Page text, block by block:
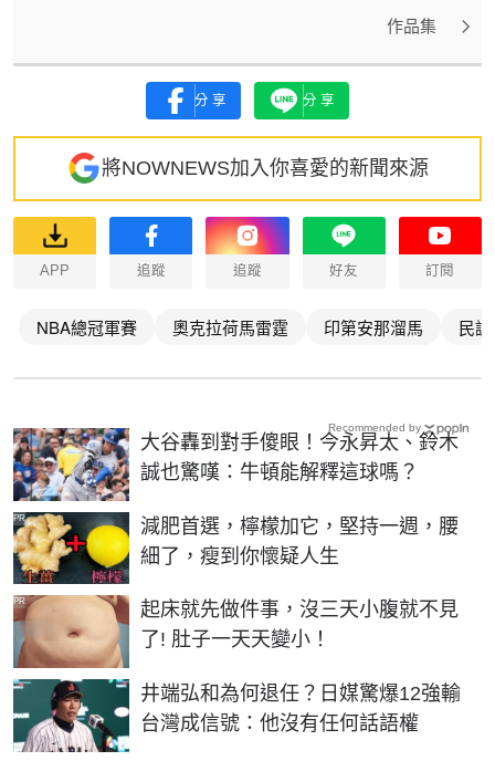
作品集
分享 分享
將NOWNEWS加入你喜愛的新聞來源
APP 追蹤 追蹤 好友 訂閱
NBA總冠軍賽 奧克拉荷馬雷霆 印第安那溜馬 民調
大谷轟到對手傻眼！今永昇太、鈴木
誠也驚嘆：牛頓能解釋這球嗎？
減肥首選，檸檬加它，堅持一週，腰
細了，瘦到你懷疑人生
PR
起床就先做件事，沒三天小腹就不見
了! 肚子一天天變小！
PR
井端弘和為何退任？日媒驚爆12強輸
台灣成信號：他沒有任何話語權
Recommended by